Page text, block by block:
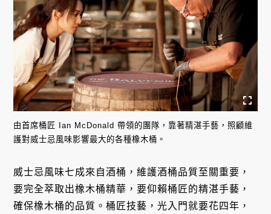
由首席桶匠 Ian McDonald 帶領的團隊，靠著精湛手藝，照顧維
護對威士忌風味影響最大的各種橡木桶。
威士忌風味七成來自酒桶，維護酒桶品質至關重要，
要完全萃取出橡木桶精華，要仰賴桶匠的精湛手藝，
確保橡木桶的品質。桶匠技藝，光入門就要花四年，